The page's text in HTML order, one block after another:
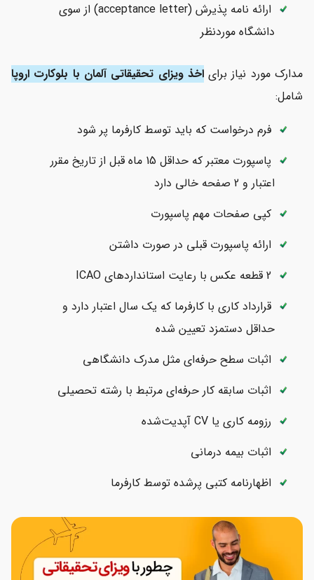
ارائه نامه پذیرش (acceptance letter) از سوی
دانشگاه موردنظر
مدارک مورد نیاز برایاخذ ویزای تحقیقاتی آلمان با بلوکارت اروپا
شامل:
فرم درخواست که باید توسط کارفرما پر شود
پاسپورت معتبر که حداقل 15 ماه قبل از تاریخ مقرر
اعتبار و 2 صفحه خالی دارد
کپی صفحات مهم پاسپورت
ارائه پاسپورت قبلی در صورت داشتن
قرارداد کاری با کارفرما که یک سال اعتبار دارد و
حداقل دستمزد تعیین شده
اثبات سطح حرفه‌ای مثل مدرک دانشگاهی
اثبات سابقه کار حرفه‌ای مرتبط با رشته تحصیلی
رزومه کاری یا CV آپدیت‌شده
اثبات بیمه درمانی
اظهارنامه کتبی پرشده توسط کارفرما